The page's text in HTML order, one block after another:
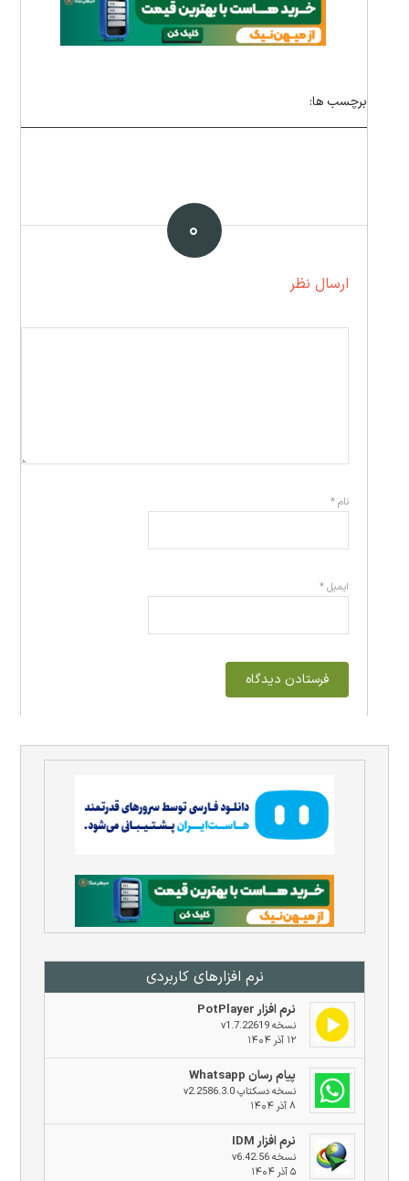
نرم افزار‌های کاربردی
نرم افزار PotPlayer
نسخه v1.7.22619
۱۲ آذر ۱۴۰۴
پیام رسان Whatsapp
نسخه دسکتاپ v2.2586.3.0
۸ آذر ۱۴۰۴
نرم افزار IDM
نسخه v6.42.56
۵ آذر ۱۴۰۴
برچسب ها:
۰
ارسال نظر
نام*
ایمیل*